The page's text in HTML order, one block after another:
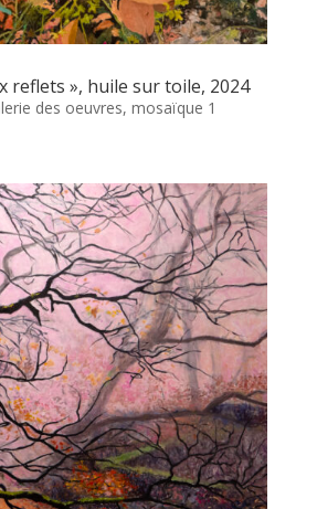
reflets », huile sur toile, 2024
des oeuvres, mosaïque 1